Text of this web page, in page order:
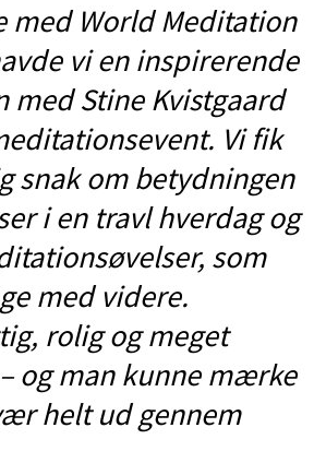
med World Meditation
vi en inspirerende
med Stine Kvistgaard
Vi fik
snak om betydningen
i en travl hverdag og
som
med videre.
rolig og meget
og man kunne mærke
helt ud gennem